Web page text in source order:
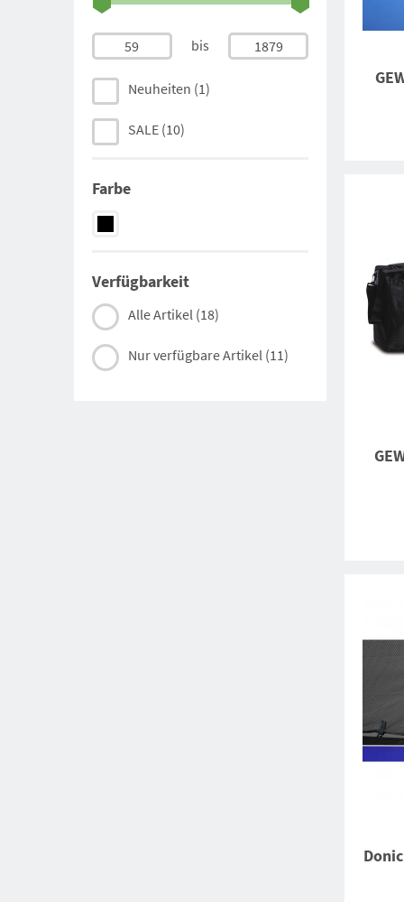
59 bis 1879
Neuheiten (1)
SALE (10)
Farbe
Verfügbarkeit
Alle Artikel (18)
Nur verfügbare Artikel (11)